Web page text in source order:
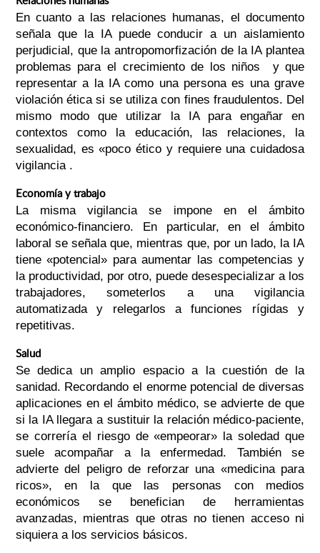
En cuanto a las relaciones humanas, el documento
señala que la IA puede conducir a un aislamiento
perjudicial, que la antropomorfización de la IA plantea
problemas para el crecimiento de los niños y que
representar a la IA como una persona es una grave
violación ética si se utiliza con fines fraudulentos. Del
mismo modo que utilizar la IA para engañar en
contextos como la educación, las relaciones, la
sexualidad, es «poco ético y requiere una cuidadosa
vigilancia .
Economía y trabajo
La misma vigilancia se impone en el ámbito
económico-financiero. En particular, en el ámbito
laboral se señala que, mientras que, por un lado, la IA
tiene «potencial» para aumentar las competencias y
la productividad, por otro, puede desespecializar a los
trabajadores, someterlos a una vigilancia
automatizada y relegarlos a funciones rígidas y
repetitivas.
Salud
Se dedica un amplio espacio a la cuestión de la
sanidad. Recordando el enorme potencial de diversas
aplicaciones en el ámbito médico, se advierte de que
si la IA llegara a sustituir la relación médico-paciente,
se correría el riesgo de «empeorar» la soledad que
suele acompañar a la enfermedad. También se
advierte del peligro de reforzar una «medicina para
ricos», en la que las personas con medios
económicos se benefician de herramientas
avanzadas, mientras que otras no tienen acceso ni
siquiera a los servicios básicos.